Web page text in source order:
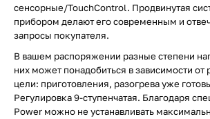
сенсорные/TouchControl. Продвинутая
прибором делают его современным и
запросы покупателя.
В вашем распоряжении разные степени
них может понадобиться в зависимости от
цели: приготовления, разогрева уже
Регулировка 9-ступенчатая. Благодаря
Power можно не устанавливать